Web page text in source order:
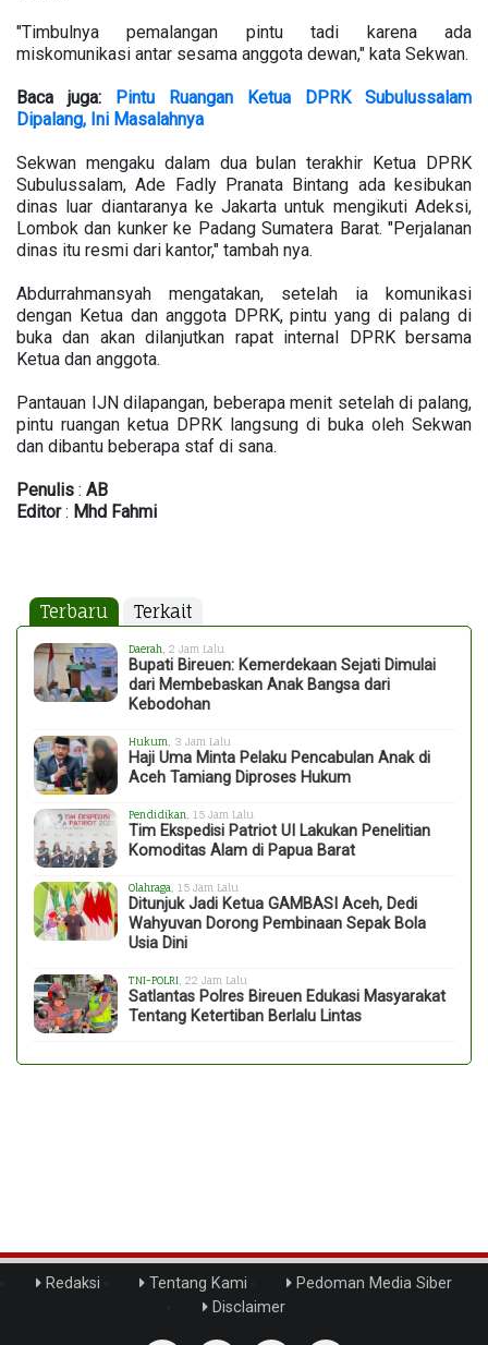
"Timbulnya pemalangan pintu tadi karena ada
miskomunikasi antar sesama anggota dewan," kata Sekwan.
Baca juga:
Pintu Ruangan Ketua DPRK Subulussalam
Dipalang, Ini Masalahnya
Sekwan mengaku dalam dua bulan terakhir Ketua DPRK
Subulussalam, Ade Fadly Pranata Bintang ada kesibukan
dinas luar diantaranya ke Jakarta untuk mengikuti Adeksi,
Lombok dan kunker ke Padang Sumatera Barat. "Perjalanan
dinas itu resmi dari kantor," tambah nya.
Abdurrahmansyah mengatakan, setelah ia komunikasi
dengan Ketua dan anggota DPRK, pintu yang di palang di
buka dan akan dilanjutkan rapat internal DPRK bersama
Ketua dan anggota.
Pantauan IJN dilapangan, beberapa menit setelah di palang,
pintu ruangan ketua DPRK langsung di buka oleh Sekwan
dan dibantu beberapa staf di sana.
Penulis : AB
Editor: Mhd Fahmi
Terbaru Terkait
Daerah , 2 Jam Lalu
Bupati Bireuen: Kemerdekaan Sejati Dimulai
dari Membebaskan Anak Bangsa dari
Kebodohan
Hukum , 3 Jam Lalu
Haji Uma Minta Pelaku Pencabulan Anak di
Aceh Tamiang Diproses Hukum
Pendidikan , 15 Jam Lalu
Tim Ekspedisi Patriot UI Lakukan Penelitian
Komoditas Alam di Papua Barat
Olahraga , 15 Jam Lalu
Ditunjuk Jadi Ketua GAMBASI Aceh, Dedi
Wahyuvan Dorong Pembinaan Sepak Bola
Usia Dini
TNI-POLRI , 22 Jam Lalu
Satlantas Polres Bireuen Edukasi Masyarakat
Tentang Ketertiban Berlalu Lintas
Redaksi Tentang Kami
Pedoman Media Siber
Disclaimer